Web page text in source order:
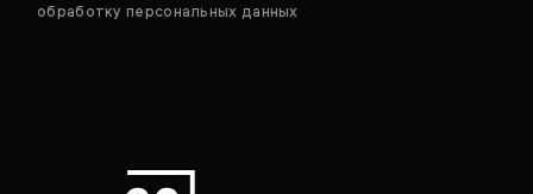
обработку персональных данных